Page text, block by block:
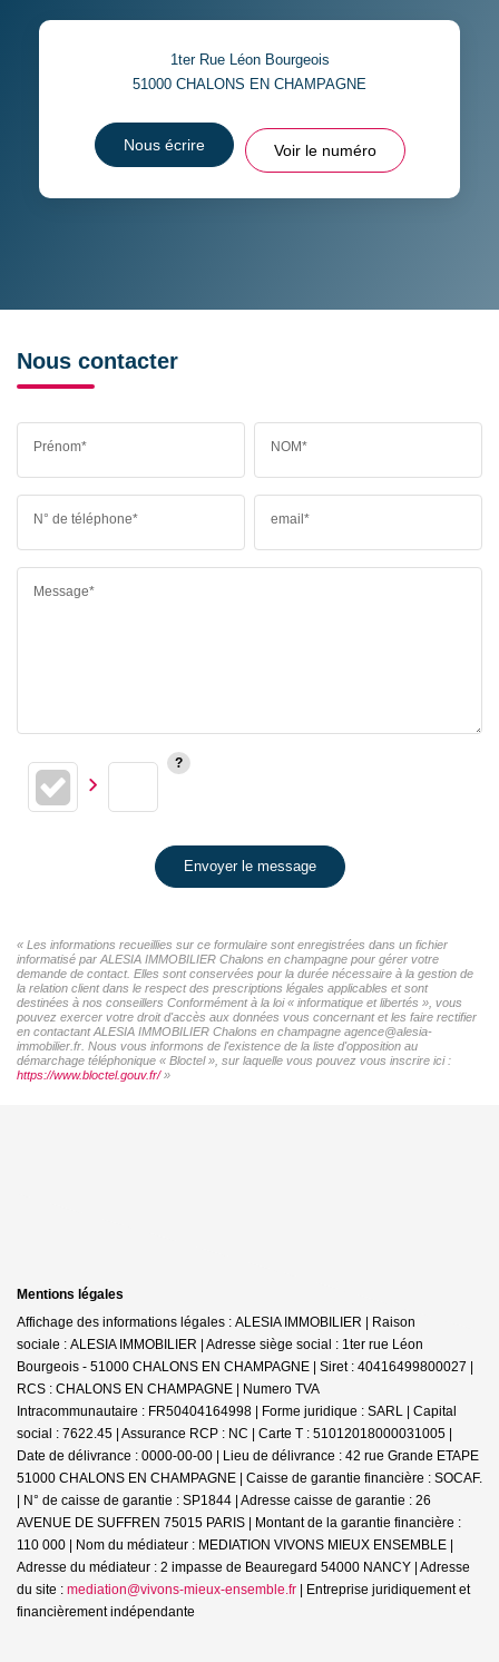
1ter Rue Léon Bourgeois
51000 CHALONS EN CHAMPAGNE
Nous écrire Voir le numéro
Nous contacter
Prénom* NOM*
N° de téléphone* email*
Message*
Envoyer le message
« Les informations recueillies sur ce formulaire sont enregistrées dans un fichier
informatisé par ALESIA IMMOBILIER Chalons en champagne pour gérer votre
demande de contact. Elles sont conservées pour la durée nécessaire à la gestion de
la relation client dans le respect des prescriptions légales applicables et sont
destinées à nos conseillers Conformément à la loi « informatique et libertés », vous
pouvez exercer votre droit d'accès aux données vous concernant et les faire rectifier
en contactant ALESIA IMMOBILIER Chalons en champagne agence@alesia-
immobilier.fr. Nous vous informons de l'existence de la liste d'opposition au
démarchage téléphonique « Bloctel », sur laquelle vous pouvez vous inscrire ici :
https://www.bloctel.gouv.fr/»
Mentions légales
Affichage des informations légales : ALESIA IMMOBILIER | Raison
sociale : ALESIA IMMOBILIER | Adresse siège social : 1ter rue Léon
Bourgeois - 51000 CHALONS EN CHAMPAGNE | Siret : 40416499800027 |
RCS : CHALONS EN CHAMPAGNE | Numero TVA
Intracommunautaire : FR50404164998 | Forme juridique : SARL | Capital
social : 7622.45 | Assurance RCP : NC | Carte T : 51012018000031005 |
Date de délivrance : 0000-00-00 | Lieu de délivrance : 42 rue Grande ETAPE
51000 CHALONS EN CHAMPAGNE | Caisse de garantie financière : SOCAF.
| N° de caisse de garantie : SP1844 | Adresse caisse de garantie : 26
AVENUE DE SUFFREN 75015 PARIS | Montant de la garantie financière :
110 000 | Nom du médiateur : MEDIATION VIVONS MIEUX ENSEMBLE |
Adresse du médiateur : 2 impasse de Beauregard 54000 NANCY | Adresse
du site : mediation@vivons-mieux-ensemble.fr | Entreprise juridiquement et
financièrement indépendante